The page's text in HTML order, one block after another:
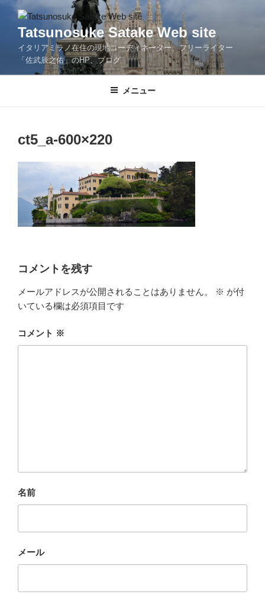
へ
Tatsunosuke Satake Web site
イタリアミラノ在住の現地コーディネーター、フリーライター
「佐武辰之佑」のHP、ブログ
メニュー
ct5_a-600×220
コメントを残す
メールアドレスが公開されることはありません。 ※ が付
いている欄は必須項目です
コメント ※
名前
メール